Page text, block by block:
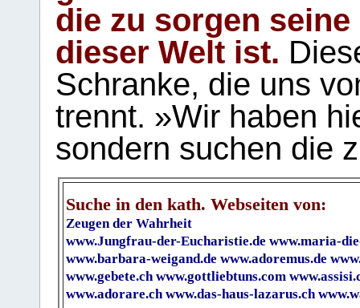
die zu sorgen
dieser Welt ist.
Schranke, die uns
trennt. »Wir haben
sondern suchen die
Suche in den kath. Webseiten von:
Zeugen der Wahrheit
www.Jungfrau-der-Eucharistie.de www.maria-
www.barbara-weigand.de www.adoremus.de
www.gebete.ch www.gottliebtuns.com
www.adorare.ch www.das-haus-lazarus.ch